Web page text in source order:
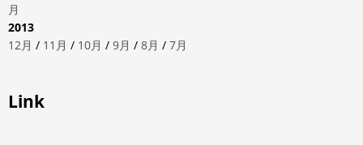
月
2013
12月 / 11月 / 10月 / 9月 / 8月 / 7月
Link